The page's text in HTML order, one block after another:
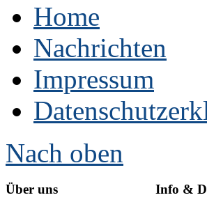
Home
Nachrichten
Impressum
Nach oben
Über uns Info &